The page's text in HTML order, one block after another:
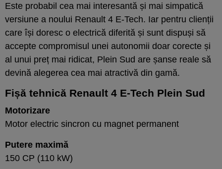
Este probabil cea mai interesantă și mai simpatică
versiune a noului Renault 4 E-Tech. Iar pentru clienții
care își doresc o electrică diferită și sunt dispuși să
accepte compromisul unei autonomii doar corecte și
al unui preț mai ridicat, Plein Sud are șanse reale să
devină alegerea cea mai atractivă din gamă.
Fișă tehnică Renault 4 E-Tech Plein Sud
Motorizare
Motor electric sincron cu magnet permanent
Putere maximă
150 CP (110 kW)